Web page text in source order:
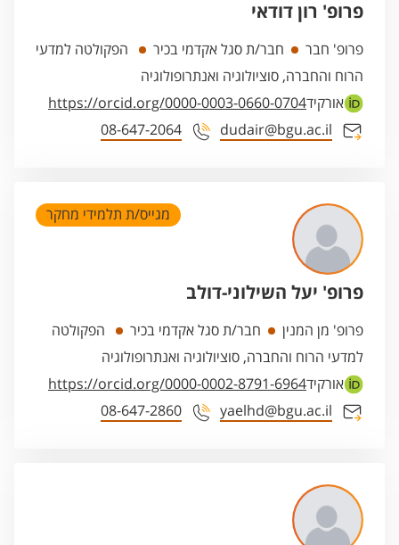
פרופ' רון דודאי
פרופ' חבר חבר/ת סגל אקדמי בכיר
הפקולטה למדעי
הרוח והחברה, סוציולוגיה ואנתרופולוגיה
אורקידhttps://orcid.org/0000-0003-0660-0704
dudair@bgu.ac.il
08-647-2064
פרופ' יעל השילוני-דולב
מגייס/ת תלמידי מחקר
פרופ' מן המנין חבר/ת סגל אקדמי בכיר
הפקולטה
למדעי הרוח והחברה, סוציולוגיה ואנתרופולוגיה
אורקידhttps://orcid.org/0000-0002-8791-6964
yaelhd@bgu.ac.il
08-647-2860